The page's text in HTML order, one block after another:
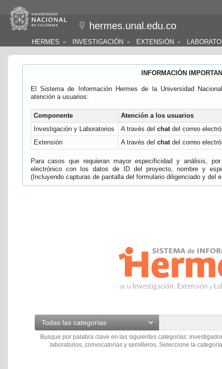
hermes.unal.edu.co
HERMES INVESTIGACIÓN EXTENSIÓN
INFORMACIÓN
El Sistema de Información Hermes de la Universidad
atención a usuarios:
Componente
Atención a los usuarios
Investigación y Laboratorios
A través del chatdel correo
Extensión
A través del chatdel correo
Para casos que requieran mayor especificidad y análisis,
electrónico con los datos de ID del proyecto, nombre y
(Incluyendo capturas de pantalla del formulario diligenciado y del
Todas las categorías
Busque por palabra clave en las siguientes categorías:
laboratorios, convocatorias y semilleros. Seleccione la